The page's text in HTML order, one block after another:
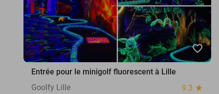
favorite_border
Entrée pour le minigolf fluorescent à Lille
Goolfy Lille
9.3 star